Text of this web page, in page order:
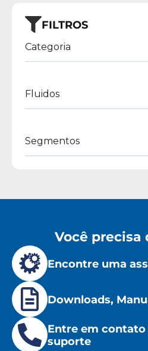
FILTROS
Categoria
Fluidos
Segmentos
Você precisa
Encontre uma
Downloads,
Entre em
suporte